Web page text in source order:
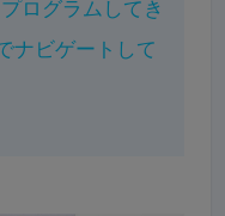
ログラムしてき
ナビゲートして